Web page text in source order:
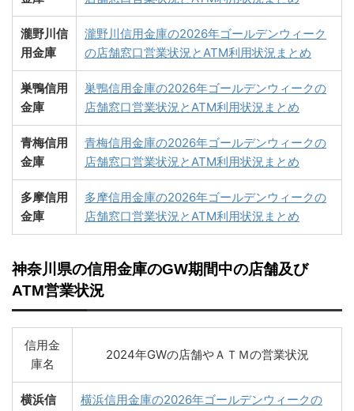
瀧野川信
用金庫
瀧野川信用金庫の2026年ゴールデンウィーク
の店舗窓口営業状況とATM利用状況まとめ
巣鴨信用
金庫
巣鴨信用金庫の2026年ゴールデンウィークの
店舗窓口営業状況とATM利用状況まとめ
青梅信用
金庫
青梅信用金庫の2026年ゴールデンウィークの
店舗窓口営業状況とATM利用状況まとめ
多摩信用
金庫
多摩信用金庫の2026年ゴールデンウィークの
店舗窓口営業状況とATM利用状況まとめ
神奈川県の信用金庫のGW期間中の店舗及び
ATM営業状況
信用金
庫名
2024年GWの店舗やＡＴＭの営業状況
横浜信 横浜信用金庫の2026年ゴールデンウィークの